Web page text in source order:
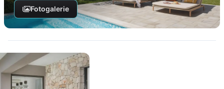
Fotogalerie